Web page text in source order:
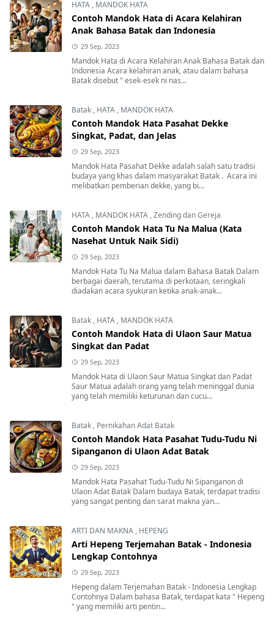
HATA , MANDOK HATA
Contoh Mandok Hata di Acara Kelahiran
Anak Bahasa Batak dan Indonesia
29 Sep, 2023
Mandok Hata di Acara Kelahiran Anak Bahasa Batak dan
Indonesia Acara kelahiran anak, atau dalam bahasa
Batak disebut " esek-esek ni nas...
Batak , HATA , MANDOK HATA
Contoh Mandok Hata Pasahat Dekke
Singkat, Padat, dan Jelas
29 Sep, 2023
Mandok Hata Pasahat Dekke adalah salah satu tradisi
budaya yang khas dalam masyarakat Batak . Acara ini
melibatkan pemberian dekke, yang bi...
HATA , MANDOK HATA ,Zending dan Gereja
Contoh Mandok Hata Tu Na Malua (Kata
Nasehat Untuk Naik Sidi)
29 Sep, 2023
Mandok Hata Tu Na Malua dalam Bahasa Batak Dalam
berbagai daerah, terutama di perkotaan, seringkali
diadakan acara syukuran ketika anak-anak...
Batak , HATA , MANDOK HATA
Contoh Mandok Hata di Ulaon Saur Matua
Singkat dan Padat
29 Sep, 2023
Mandok Hata di Ulaon Saur Matua Singkat dan Padat
Saur Matua adalah orang yang telah meninggal dunia
yang telah memiliki keturunan dan cucu...
Batak , Pernikahan Adat Batak
Contoh Mandok Hata Pasahat Tudu-Tudu Ni
Sipanganon di Ulaon Adat Batak
29 Sep, 2023
Mandok Hata Pasahat Tudu-Tudu Ni Sipanganon di
Ulaon Adat Batak Dalam budaya Batak, terdapat tradisi
yang sangat penting dan sarat makna yan...
ARTI DAN MAKNA , HEPENG
Arti Hepeng Terjemahan Batak - Indonesia
Lengkap Contohnya
29 Sep, 2023
Hepeng dalam Terjemahan Batak - Indonesia Lengkap
Contohnya Dalam bahasa Batak, terdapat kata " Hepeng
" yang memiliki arti pentin...